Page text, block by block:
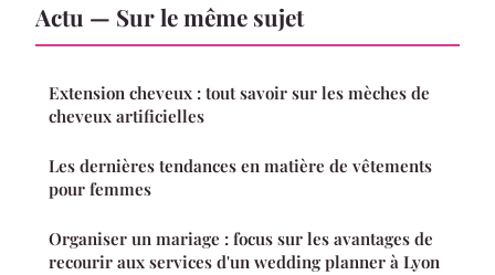
Actu — Sur le même sujet
Extension cheveux : tout savoir sur les mèches de
cheveux artificielles
Les dernières tendances en matière de vêtements
pour femmes
Organiser un mariage : focus sur les avantages de
recourir aux services d'un wedding planner à Lyon